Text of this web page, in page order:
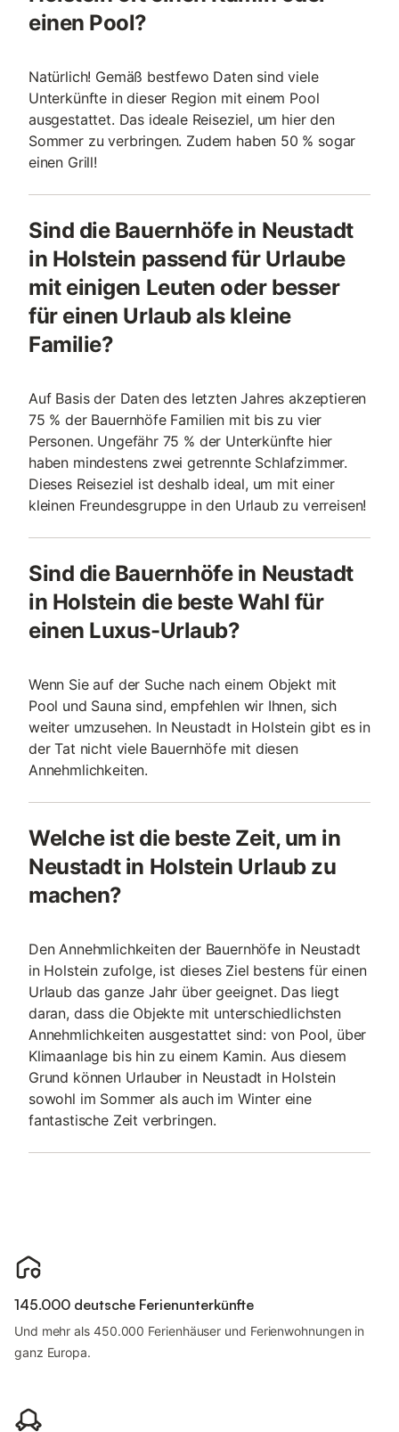
einen Pool?
Natürlich! Gemäß bestfewo Daten sind viele
Unterkünfte in dieser Region mit einem Pool
ausgestattet. Das ideale Reiseziel, um hier den
Sommer zu verbringen. Zudem haben 50 % sogar
einen Grill!
Sind die Bauernhöfe in Neustadt
in Holstein passend für Urlaube
mit einigen Leuten oder besser
für einen Urlaub als kleine
Familie?
Auf Basis der Daten des letzten Jahres akzeptieren
75 % der Bauernhöfe Familien mit bis zu vier
Personen. Ungefähr 75 % der Unterkünfte hier
haben mindestens zwei getrennte Schlafzimmer.
Dieses Reiseziel ist deshalb ideal, um mit einer
kleinen Freundesgruppe in den Urlaub zu verreisen!
Sind die Bauernhöfe in Neustadt
in Holstein die beste Wahl für
einen Luxus-Urlaub?
Wenn Sie auf der Suche nach einem Objekt mit
Pool und Sauna sind, empfehlen wir Ihnen, sich
weiter umzusehen. In Neustadt in Holstein gibt es in
der Tat nicht viele Bauernhöfe mit diesen
Annehmlichkeiten.
Welche ist die beste Zeit, um in
Neustadt in Holstein Urlaub zu
machen?
Den Annehmlichkeiten der Bauernhöfe in Neustadt
in Holstein zufolge, ist dieses Ziel bestens für einen
Urlaub das ganze Jahr über geeignet. Das liegt
daran, dass die Objekte mit unterschiedlichsten
Annehmlichkeiten ausgestattet sind: von Pool, über
Klimaanlage bis hin zu einem Kamin. Aus diesem
Grund können Urlauber in Neustadt in Holstein
sowohl im Sommer als auch im Winter eine
fantastische Zeit verbringen.
145.000 deutsche Ferienunterkünfte
Und mehr als 450.000 Ferienhäuser und Ferienwohnungen in
ganz Europa.